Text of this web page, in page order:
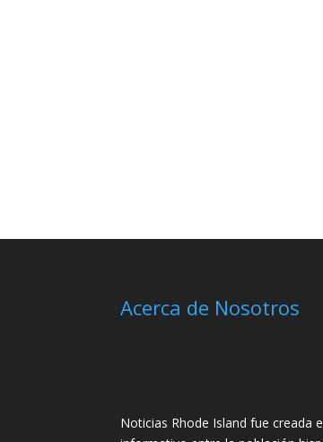
Acerca de Nosotros
Noticias Rhode Island fue creada